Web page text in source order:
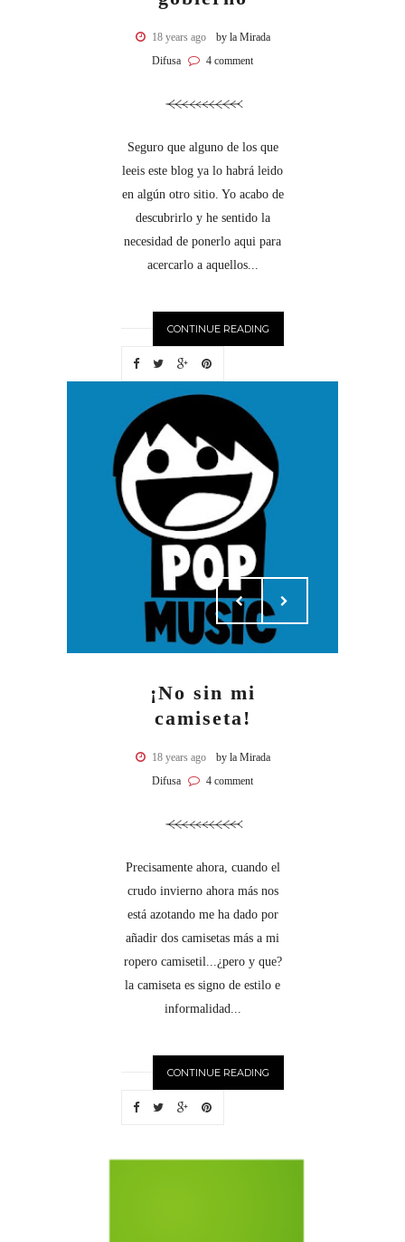
18 years ago
by la Mirada
Difusa
4 comment
Seguro que alguno de los que
leeis este blog ya lo habrá leido
en algún otro sitio. Yo acabo de
descubrirlo y he sentido la
necesidad de ponerlo aqui para
acercarlo a aquellos...
CONTINUE READING
¡No sin mi
camiseta!
18 years ago
by la Mirada
Difusa
4 comment
Precisamente ahora, cuando el
crudo invierno ahora más nos
está azotando me ha dado por
añadir dos camisetas más a mi
ropero camisetil...¿pero y que?
la camiseta es signo de estilo e
informalidad...
CONTINUE READING